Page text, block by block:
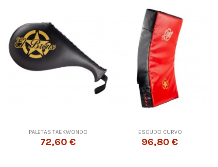
PALETAS TAEKWONDO
72,60 €
ESCUDO CURVO
96,80 €